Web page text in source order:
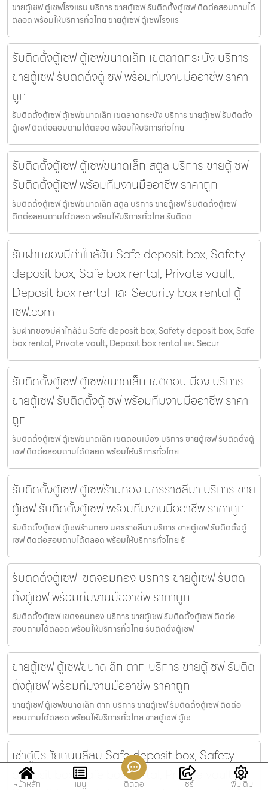
ขายตู้เซฟ ตู้เซฟโรงแรม บริการ ขายตู้เซฟ รับติดตั้งตู้เซฟ ติดต่อสอบถามได้
ตลอด พร้อมให้บริการทั่วไทย ขายตู้เซฟ ตู้เซฟโรงแร
รับติดตั้งตู้เซฟ ตู้เซฟขนาดเล็ก เขตลาดกระบัง บริการ
ขายตู้เซฟ รับติดตั้งตู้เซฟ พร้อมทีมงานมืออาชีพ ราคา
ถูก
รับติดตั้งตู้เซฟ ตู้เซฟขนาดเล็ก เขตลาดกระบัง บริการ ขายตู้เซฟ รับติดตั้ง
ตู้เซฟ ติดต่อสอบถามได้ตลอด พร้อมให้บริการทั่วไทย
รับติดตั้งตู้เซฟ ตู้เซฟขนาดเล็ก สตูล บริการ ขายตู้เซฟ
รับติดตั้งตู้เซฟ พร้อมทีมงานมืออาชีพ ราคาถูก
รับติดตั้งตู้เซฟ ตู้เซฟขนาดเล็ก สตูล บริการ ขายตู้เซฟ รับติดตั้งตู้เซฟ
ติดต่อสอบถามได้ตลอด พร้อมให้บริการทั่วไทย รับติดต
รับฝากของมีค่าใกล้ฉัน Safe deposit box, Safety
deposit box, Safe box rental, Private vault,
Deposit box rental และ Security box rental ตู้
เซฟ.com
รับฝากของมีค่าใกล้ฉัน Safe deposit box, Safety deposit box, Safe
box rental, Private vault, Deposit box rental และ Secur
รับติดตั้งตู้เซฟ ตู้เซฟขนาดเล็ก เขตดอนเมือง บริการ
ขายตู้เซฟ รับติดตั้งตู้เซฟ พร้อมทีมงานมืออาชีพ ราคา
ถูก
รับติดตั้งตู้เซฟ ตู้เซฟขนาดเล็ก เขตดอนเมือง บริการ ขายตู้เซฟ รับติดตั้งตู้
เซฟ ติดต่อสอบถามได้ตลอด พร้อมให้บริการทั่วไทย
รับติดตั้งตู้เซฟ ตู้เซฟร้านทอง นครราชสีมา บริการ ขาย
ตู้เซฟ รับติดตั้งตู้เซฟ พร้อมทีมงานมืออาชีพ ราคาถูก
รับติดตั้งตู้เซฟ ตู้เซฟร้านทอง นครราชสีมา บริการ ขายตู้เซฟ รับติดตั้งตู้
เซฟ ติดต่อสอบถามได้ตลอด พร้อมให้บริการทั่วไทย รั
รับติดตั้งตู้เซฟ เขตจอมทอง บริการ ขายตู้เซฟ รับติด
ตั้งตู้เซฟ พร้อมทีมงานมืออาชีพ ราคาถูก
รับติดตั้งตู้เซฟ เขตจอมทอง บริการ ขายตู้เซฟ รับติดตั้งตู้เซฟ ติดต่อ
สอบถามได้ตลอด พร้อมให้บริการทั่วไทย รับติดตั้งตู้เซฟ
ขายตู้เซฟ ตู้เซฟขนาดเล็ก ตาก บริการ ขายตู้เซฟ รับติด
ตั้งตู้เซฟ พร้อมทีมงานมืออาชีพ ราคาถูก
ขายตู้เซฟ ตู้เซฟขนาดเล็ก ตาก บริการ ขายตู้เซฟ รับติดตั้งตู้เซฟ ติดต่อ
สอบถามได้ตลอด พร้อมให้บริการทั่วไทย ขายตู้เซฟ ตู้เซ
เช่าตู้นิรภัยถนนสีลม Safe deposit box, Safety
deposit box, Safe box rental, Private vault,
หน้าหลัก เมนู ติดต่อ แชร์ เพิ่มเติม